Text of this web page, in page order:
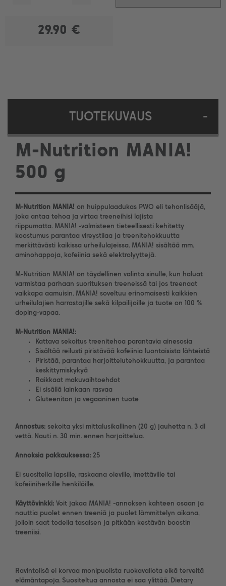
29.90 €
TUOTEKUVAUS -
M-Nutrition MANIA!
500 g
M-Nutrition MANIA! on huippulaadukas PWO eli tehonlisääjä,
joka antaa tehoa ja virtaa treeneihisi lajista
riippumatta. MANIA! -valmisteen tieteellisesti kehitetty
koostumus parantaa vireystilaa ja treenitehokkuutta
merkittävästi kaikissa urheilulajeissa. MANIA! sisältää mm.
aminohappoja, kofeiinia sekä elektrolyyttejä.
M-Nutrition MANIA! on täydellinen valinta sinulle, kun haluat
varmistaa parhaan suorituksen treeneissä tai jos treenaat
vaikkapa aamuisin. MANIA! soveltuu erinomaisesti kaikkien
urheilulajien harrastajille sekä kilpailijoille ja tuote on 100 %
doping-vapaa.
M-Nutrition MANIA!:
Kattava sekoitus treenitehoa parantavia ainesosia
Sisältää reilusti piristävää kofeiinia luontaisista lähteistä
Piristää, parantaa harjoittelutehokkuutta, ja parantaa
keskittymiskykyä
Raikkaat makuvaihtoehdot
Ei sisällä lainkaan rasvaa
Gluteeniton ja vegaaninen tuote
Annostus: sekoita yksi mittalusikallinen (20 g) jauhetta n. 3 dl
vettä. Nauti n. 30 min. ennen harjoittelua.
Annoksia pakkauksessa: 25
Ei suositella lapsille, raskaana oleville, imettäville tai
kofeiiniherkille henkilöille.
Käyttövinkki: Voit jakaa MANIA! -annoksen kahteen osaan ja
nauttia puolet ennen treeniä ja puolet lämmittelyn aikana,
jolloin saat todella tasaisen ja pitkään kestävän boostin
treeniisi.
Ravintolisä ei korvaa monipuolista ruokavaliota eikä terveitä
elämäntapoja. Suositeltua annosta ei saa ylittää. Dietary